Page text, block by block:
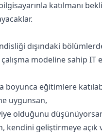
katılmanı
dışındaki
çalışma modeline sahip
boyunca eğitimlere
uygunsan,
olduğunu
kendini geliştirmeye